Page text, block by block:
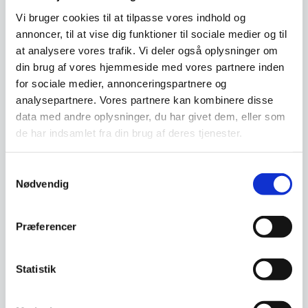
Vi bruger cookies til at tilpasse vores indhold og
annoncer, til at vise dig funktioner til sociale medier og til
at analysere vores trafik. Vi deler også oplysninger om
din brug af vores hjemmeside med vores partnere inden
for sociale medier, annonceringspartnere og
analysepartnere. Vores partnere kan kombinere disse
data med andre oplysninger, du har givet dem, eller som
de har indsamlet fra din brug af deres tjenester.
Nødvendig
Præferencer
Statistik
Har du spørgsmål til varen? Klik her
Vi prismatcher - Klik her
Relaterede varer